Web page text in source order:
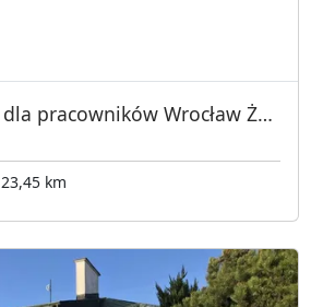
Tanie noclegi dla pracowników Wrocław Żwirowa 58
23,45 km